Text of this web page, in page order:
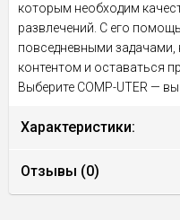
которым необходим
развлечений. С его
повседневными
контентом и оставаться
Выберите COMP-UTER —
Характеристики:
Отзывы (0)